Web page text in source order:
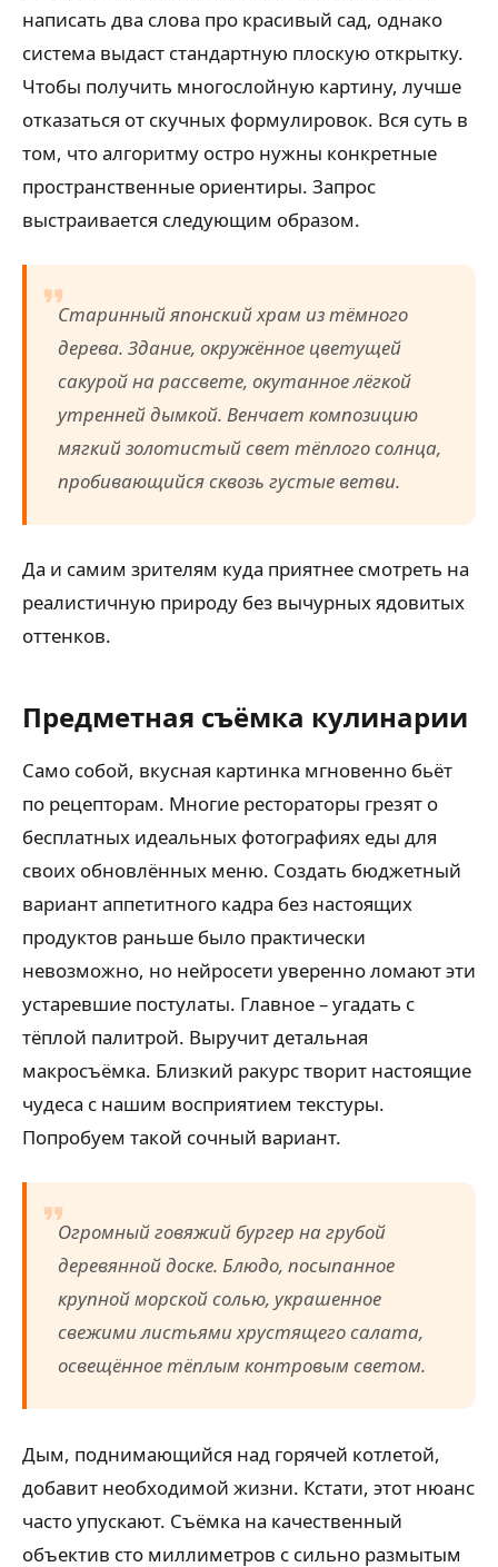
написать два слова про красивый сад, однако
система выдаст стандартную плоскую открытку.
Чтобы получить многослойную картину, лучше
отказаться от скучных формулировок. Вся суть в
том, что алгоритму остро нужны конкретные
пространственные ориентиры. Запрос
выстраивается следующим образом.
Старинный японский храм из тёмного
дерева. Здание, окружённое цветущей
сакурой на рассвете, окутанное лёгкой
утренней дымкой. Венчает композицию
мягкий золотистый свет тёплого солнца,
пробивающийся сквозь густые ветви.
Да и самим зрителям куда приятнее смотреть на
реалистичную природу без вычурных ядовитых
оттенков.
Предметная съёмка кулинарии
Само собой, вкусная картинка мгновенно бьёт
по рецепторам. Многие рестораторы грезят о
бесплатных идеальных фотографиях еды для
своих обновлённых меню. Создать бюджетный
вариант аппетитного кадра без настоящих
продуктов раньше было практически
невозможно, но нейросети уверенно ломают эти
устаревшие постулаты. Главное – угадать с
тёплой палитрой. Выручит детальная
макросъёмка. Близкий ракурс творит настоящие
чудеса с нашим восприятием текстуры.
Попробуем такой сочный вариант.
Огромный говяжий бургер на грубой
деревянной доске. Блюдо, посыпанное
крупной морской солью, украшенное
свежими листьями хрустящего салата,
освещённое тёплым контровым светом.
Дым, поднимающийся над горячей котлетой,
добавит необходимой жизни. Кстати, этот нюанс
часто упускают. Съёмка на качественный
объектив сто миллиметров с сильно размытым